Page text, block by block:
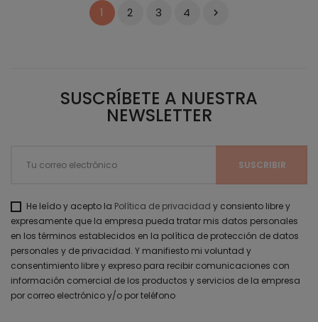
1 2 3 4 
SUSCRÍBETE A NUESTRA
NEWSLETTER
He leído y acepto la Política de privacidad y consiento libre y
expresamente que la empresa pueda tratar mis datos personales
en los términos establecidos en la política de protección de datos
personales y de privacidad. Y manifiesto mi voluntad y
consentimiento libre y expreso para recibir comunicaciones con
información comercial de los productos y servicios de la empresa
por correo electrónico y/o por teléfono